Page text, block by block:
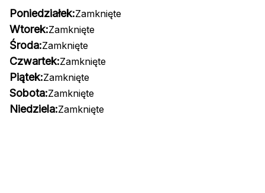
Poniedziałek:Zamknięte
Wtorek:Zamknięte
Środa:Zamknięte
Czwartek:Zamknięte
Piątek:Zamknięte
Sobota:Zamknięte
Niedziela:Zamknięte